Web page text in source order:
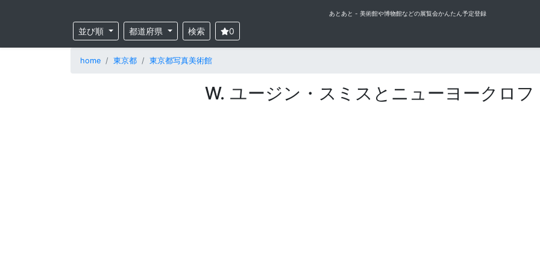
あとあと - 美術館や博物館などの展覧会かんたん予定登録
並び順 都道府県 検索 0
home 東京都 東京都写真美術館
W. ユージン・スミスとニューヨークロフ